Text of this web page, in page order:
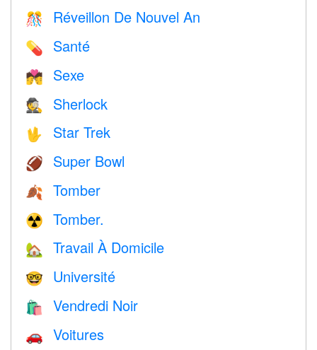
🎊 Réveillon De Nouvel An
💊 Santé
💏 Sexe
🕵️ Sherlock
🖖 Star Trek
🏈 Super Bowl
🍂 Tomber
☢️ Tomber.
🏡 Travail À Domicile
🤓 Université
🛍 Vendredi Noir
🚗 Voitures